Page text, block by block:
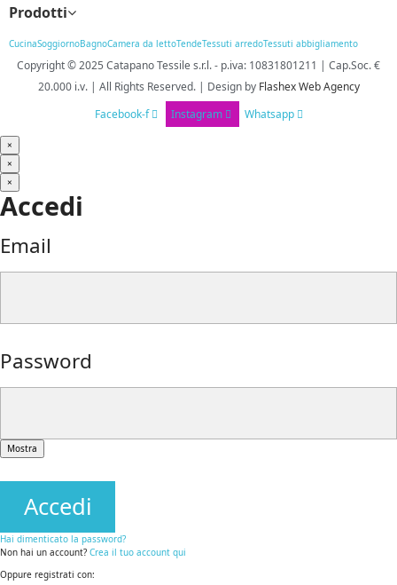
Prodotti
CucinaSoggiornoBagnoCamera da lettoTendeTessuti arredoTessuti abbigliamento
Copyright © 2025 Catapano Tessile s.r.l.- p.iva: 10831801211 | Cap.Soc. €
20.000 i.v. | All Rights Reserved. | Designby Flashex Web Agency
Facebook-f
Instagram Whatsapp
×
×
×
Accedi
Email
Password
Mostra
Accedi
Hai dimenticato la password?
Non hai un account? Crea il tuo account qui
Oppure registrati con: